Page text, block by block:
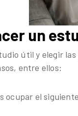
un
útil y elegir
entre ellos:
ocupar el